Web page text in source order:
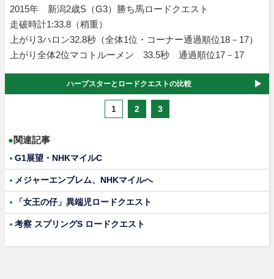
2015年 新潟2歳S（G3）勝ち馬ロードクエスト
走破時計1:33.8（稍重）
上がり3ハロン32.8秒（全体1位・コーナー通過順位18－17）
上がり全体2位マコトルーメン 33.5秒 通過順位17－17
ハープスターとロードクエストの比較
1 2 3
●関連記事
G1展望・NHKマイルC
メジャーエンブレム、NHKマイルへ
「女王の仔」異端児ロードクエスト
考察 スプリングS ロードクエスト